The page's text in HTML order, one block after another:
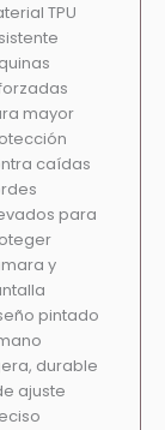
TPU
mayor
caídas
para
y
pintado
durable
ajuste